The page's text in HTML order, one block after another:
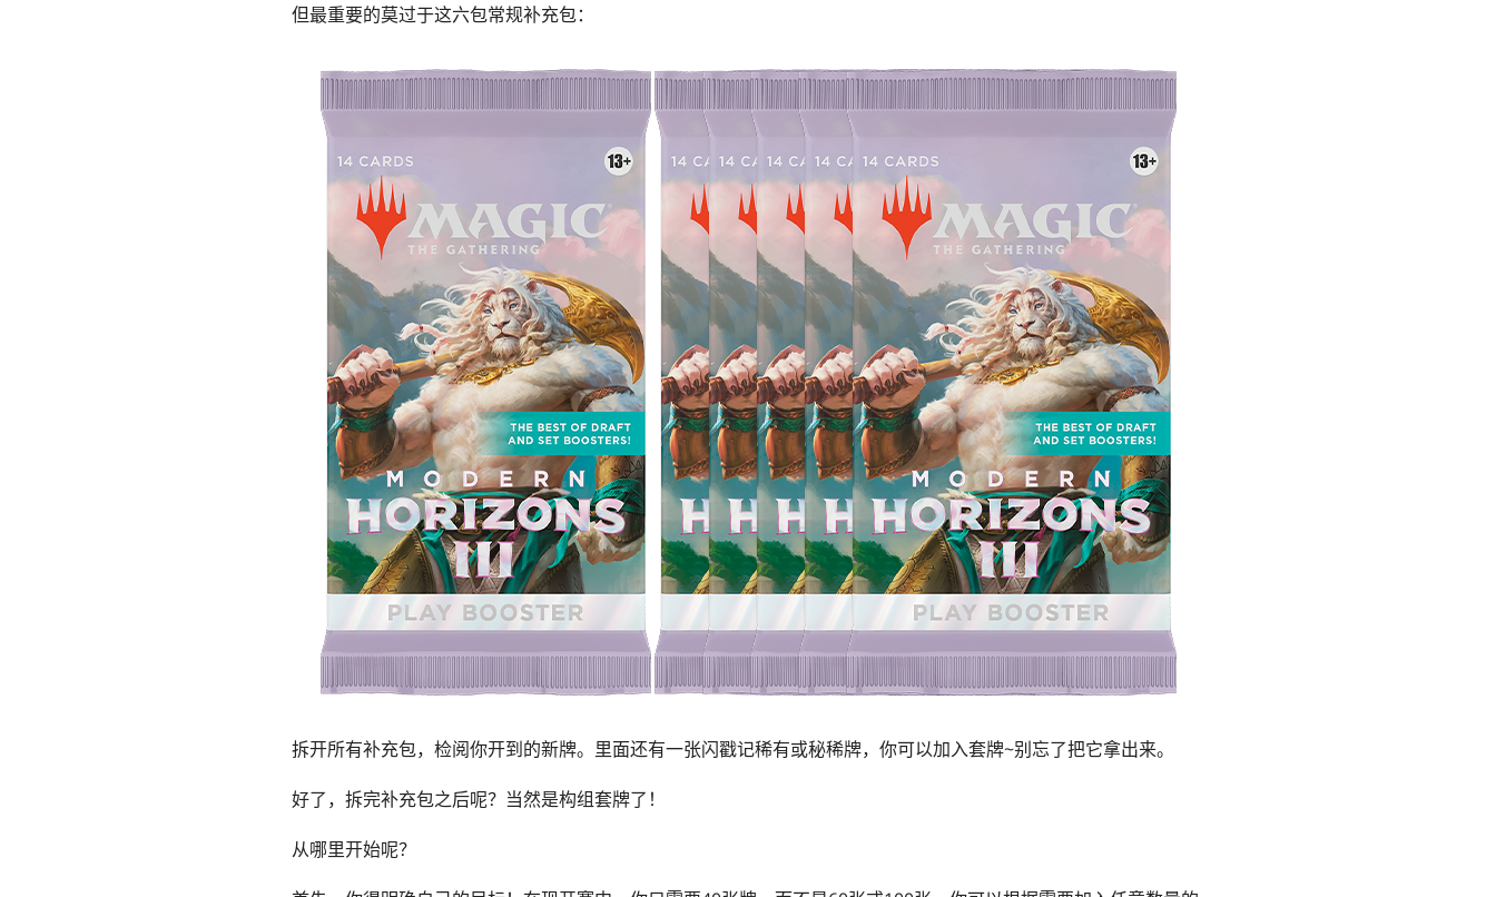
但最重要的莫过于这六包常规补充包：
拆开所有补充包，检阅你开到的新牌。里面还有一张闪戳记稀有或秘稀牌，你可以加入套牌~别忘了把它拿出来。
好了，拆完补充包之后呢？当然是构组套牌了！
从哪里开始呢？